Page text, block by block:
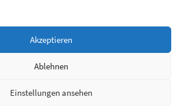
Akzeptieren
Ablehnen
Einstellungen ansehen
Anmelden